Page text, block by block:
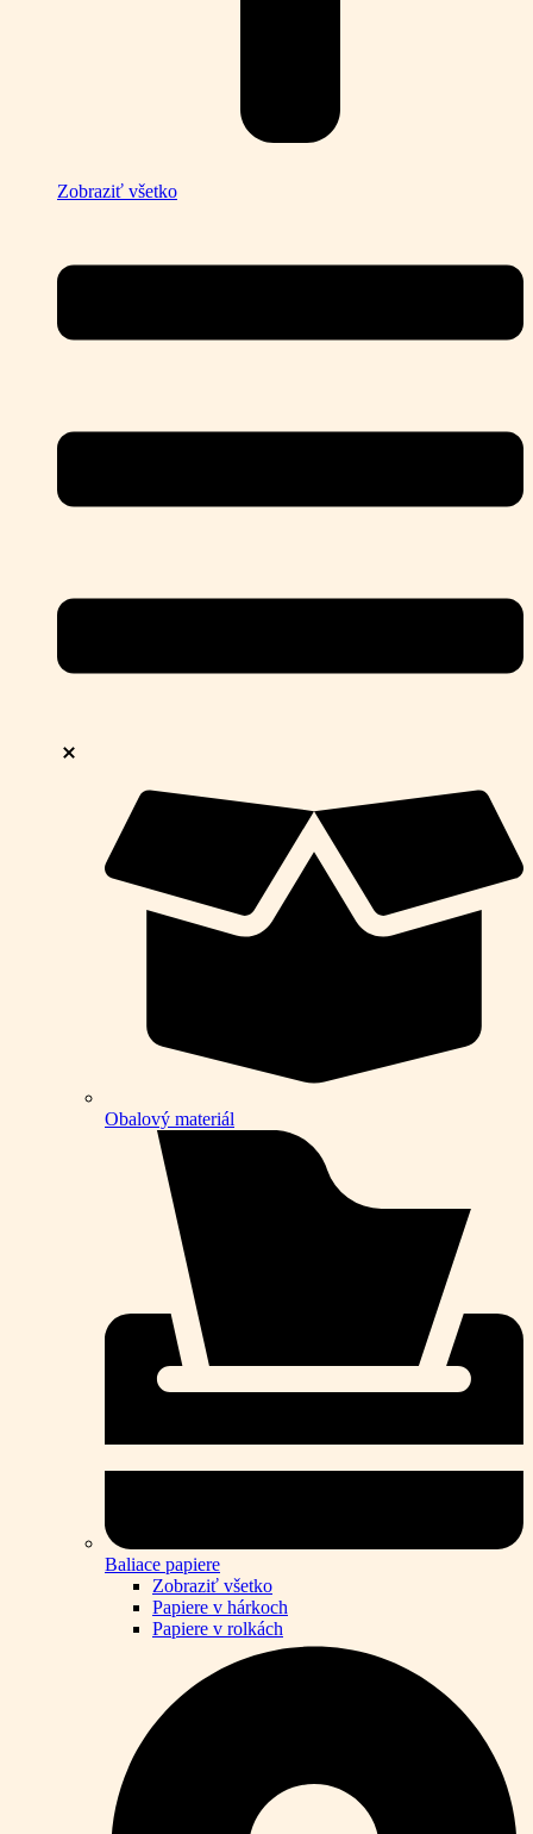
Zobraziť všetko
Obalový materiál
Baliace papiere
Zobraziť všetko
Papiere v hárkoch
Papiere v rolkách